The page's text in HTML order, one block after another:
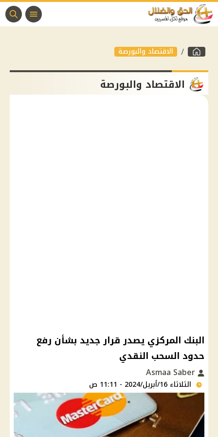
الاقتصاد والبورصة
الاقتصاد والبورصة
البنك المركزي يصدر قرار جديد بشأن رفع
حدود السحب النقدي
الثلاثاء 16/أبريل/2024 - 11:11 ص